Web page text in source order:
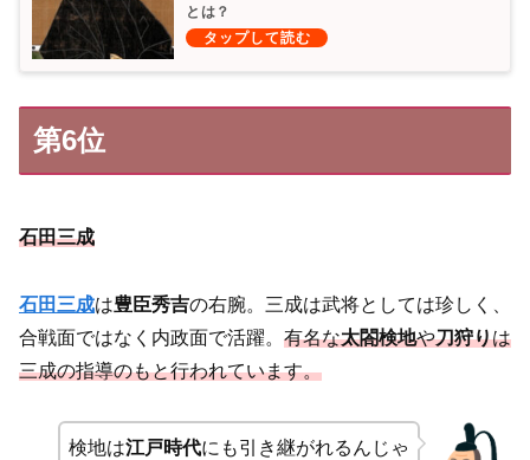
とは？
第6位
石田三成
石田三成は豊臣秀吉の右腕。三成は武将としては珍しく、
合戦面ではなく内政面で活躍。 有名な太閤検地や刀狩りは
三成の指導のもと行われています。
検地は江戸時代にも引き継がれるんじゃ